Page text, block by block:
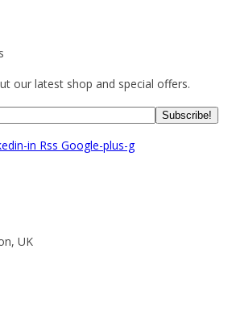
our latest shop and special offers.
in Rss Google-plus-g
UK